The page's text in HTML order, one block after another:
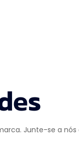
Junte-se a nós